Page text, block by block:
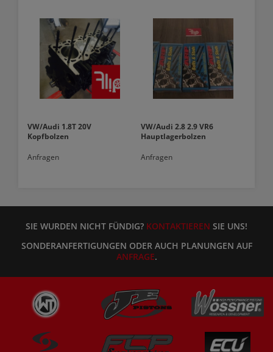
VW/Audi 1.8T 20V
Kopfbolzen
Anfragen
VW/Audi 2.8 2.9 VR6
Hauptlagerbolzen
Anfragen
SIE WURDEN NICHT FÜNDIG? KONTAKTIEREN SIE UNS!
SONDERANFERTIGUNGEN ODER AUCH PLANUNGEN AUF
ANFRAGE.